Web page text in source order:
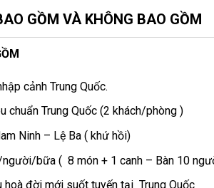
GỒM VÀ KHÔNG BAO GỒM
cảnh Trung Quốc.
chuẩn Trung Quốc (2 khách/phòng )
Ninh – Lệ Ba ( khứ hồi)
bữa ( 8 món + 1 canh – Bàn 10
hoà đời mới suốt tuyến tại Trung Quốc